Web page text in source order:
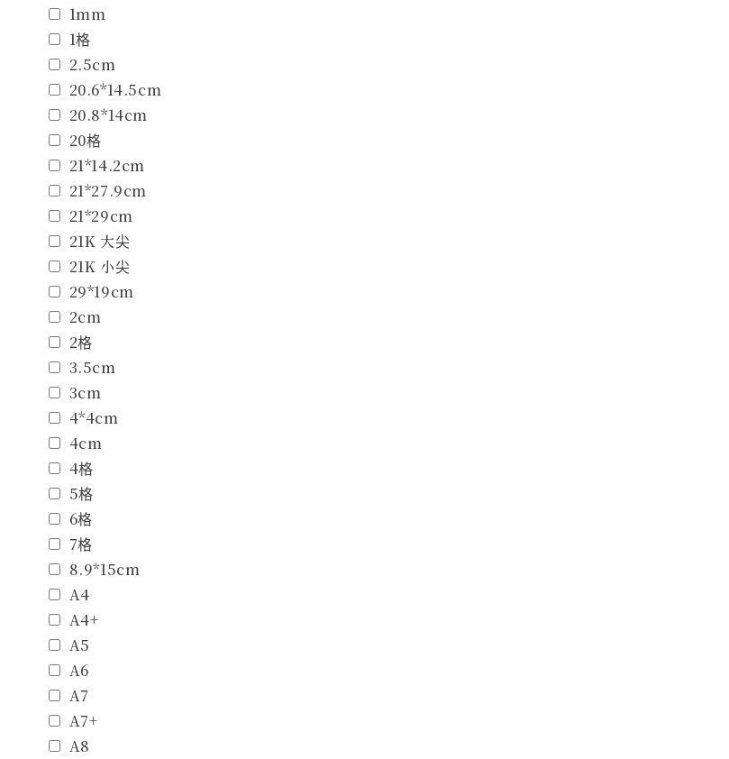
1mm
1格
2.5cm
20.6*14.5cm
20.8*14cm
20格
21*14.2cm
21*27.9cm
21*29cm
21K 大尖
21K 小尖
29*19cm
2cm
2格
3.5cm
3cm
4*4cm
4cm
4格
5格
6格
7格
8.9*15cm
A4
A4+
A5
A6
A7
A7+
A8